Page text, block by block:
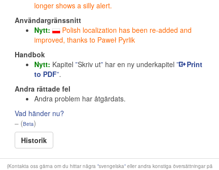
longer shows a silly alert.
Användargränssnitt
Nytt:
Polish localization has been re-added and
improved, thanks to Paweł Pyrlik
Handbok
Nytt: Kapitel Skriv ut har en ny underkapitel
Print
to PDF .
Andra rättade fel
Andra problem har åtgärdats.
Vad händer nu?
– (Beta)
Historik
(Kontakta oss gärna om du hittar några svengelska eller andra konstiga översättningar på